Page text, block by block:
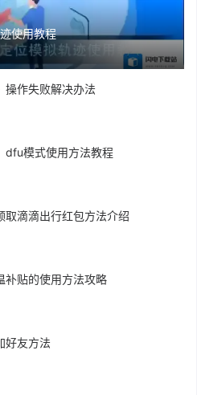
使用教程
操作失败解决办法
dfu模式使用方法教程
取滴滴出行红包方法介绍
补贴的使用方法攻略
好友方法